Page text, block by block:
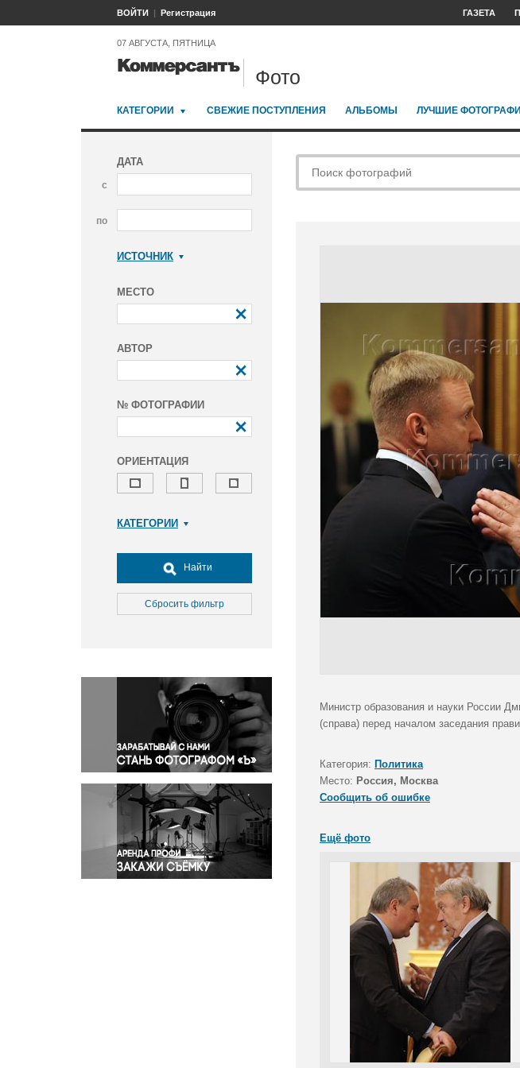
ВОЙТИ Регистрация ГАЗЕТА
07 АВГУСТА, ПЯТНИЦА
Фото
КАТЕГОРИИ СВЕЖИЕ ПОСТУПЛЕНИЯ АЛЬБОМЫ ЛУЧШИЕ
ДАТА
с
по
ИСТОЧНИК
МЕСТО
АВТОР
№ ФОТОГРАФИИ
ОРИЕНТАЦИЯ
КАТЕГОРИИ
Досуг, туризм и отдых
Культура
Медицина
Окружающая среда
Политика
Правосудие
Происшествия и конфликты
Религия
Светская жизнь
Спорт
Экология
Экономика и бизнес
Найти
Сбросить фильтр
Министр образования и науки России
(справа) перед началом заседания
Категория: Политика
Место: Россия, Москва
Сообщить об ошибке
Ещё фото